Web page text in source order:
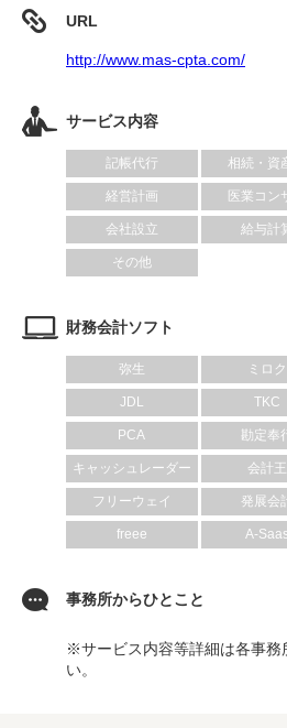
URL
http://www.mas-cpta.com/
サービス内容
記帳代行 相続・資
経営計画 医業コン
会社設立 給与計
その他
財務会計ソフト
弥生 ミロク
JDL TKC
PCA 勘定奉
キャッシュレーダー 会計王
フリーウェイ 発展会
freee A-Saas
事務所からひとこと
※サービス内容等詳細は各事務
い。